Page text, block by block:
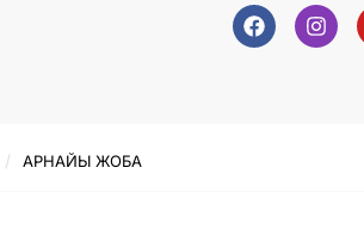
АРНАЙЫ ЖОБА